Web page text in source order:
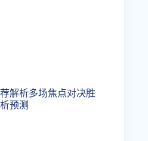
解析多场焦点对决胜
预测